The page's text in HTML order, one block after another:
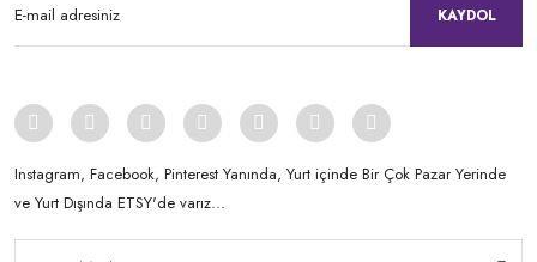
KAYDOL
Instagram, Facebook, Pinterest Yanında, Yurt içinde Bir Çok Pazar Yerinde
ve Yurt Dışında ETSY'de varız...